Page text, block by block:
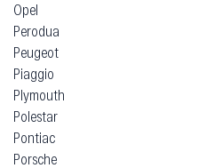
Opel
Perodua
Peugeot
Piaggio
Plymouth
Polestar
Pontiac
Porsche